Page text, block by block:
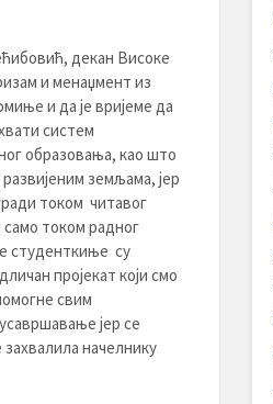
декан Високе
и менаџмент из
и да је вријеме да
систем
образовања, као што
развијеним земљама, јер
током читавог
током радног
студенткиње су
пројекат који смо
свим
јер се
начелнику